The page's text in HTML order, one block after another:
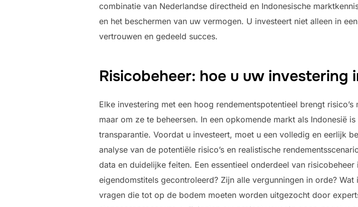
combinatie van Nederlandse directheid en Indonesische
en het beschermen van uw vermogen. U investeert niet alleen in
vertrouwen en gedeeld succes.
Risicobeheer: hoe u uw investering
Elke investering met een hoog rendementspotentieel brengt
maar om ze te beheersen. In een opkomende markt als Indonesië
transparantie. Voordat u investeert, moet u een volledig en eerlijk
analyse van de potentiële risico’s en realistische
data en duidelijke feiten. Een essentieel onderdeel van
eigendomstitels gecontroleerd? Zijn alle vergunningen in orde?
vragen die tot op de bodem moeten worden uitgezocht door